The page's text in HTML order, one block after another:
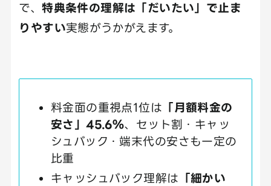
で、特典条件の理解は「だいたい」で止ま
りやすい実態がうかがえます。
料金面の重視点1位は 「月額料金の
安さ」45.6％、セット割・キャッ
シュバック・端末代の安さも一定の
比重
キャッシュバック理解は 「細かい